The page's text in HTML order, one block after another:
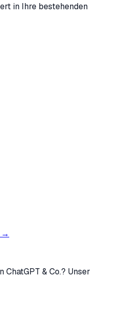
in Ihre bestehenden
→
& Co.? Unser